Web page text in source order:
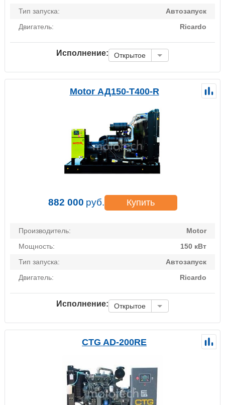
Тип запуска:
Автозапуск
Двигатель:
Ricardo
Исполнение: Открытое
Motor АД150-Т400-R
882 000 руб. Купить
Производитель:
Motor
Мощность:
150 кВт
Тип запуска:
Автозапуск
Двигатель:
Ricardo
Исполнение: Открытое
CTG AD-200RE